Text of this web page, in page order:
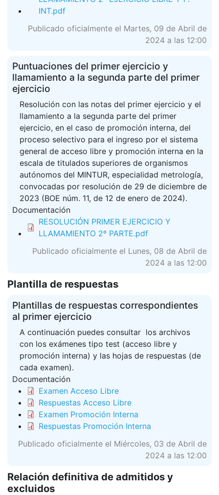
INT.pdf
Publicado oficialmente el Martes, 09 de Abril de
2024 a las 12:00
Puntuaciones del primer ejercicio y
llamamiento a la segunda parte del primer
ejercicio
Resolución con las notas del primer ejercicio y el
llamamiento a la segunda parte del primer
ejercicio, en el caso de promoción interna, del
proceso selectivo para el ingreso por el sistema
general de acceso libre y promoción interna en la
escala de titulados superiores de organismos
autónomos del MINTUR, especialidad metrología,
convocadas por resolución de 29 de diciembre de
2023 (BOE núm. 11, de 12 de enero de 2024).
Documentación
RESOLUCIÓN PRIMER EJERCICIO Y
LLAMAMIENTO 2º PARTE.pdf
Publicado oficialmente el Lunes, 08 de Abril de
2024 a las 12:00
Plantilla de respuestas
Plantillas de respuestas correspondientes
al primer ejercicio
A continuación puedes consultar los archivos
con los exámenes tipo test (acceso libre y
promoción interna) y las hojas de respuestas (de
cada examen).
Documentación
Examen Acceso Libre
Respuestas Acceso Libre
Examen Promoción Interna
Respuestas Promoción Interna
Publicado oficialmente el Miércoles, 03 de Abril de
2024 a las 12:00
Relación definitiva de admitidos y
excluidos